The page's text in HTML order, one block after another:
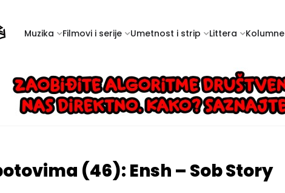
Muzika Filmovi i serije Umetnost i strip Littera Kolumne
(46): Ensh – Sob Story